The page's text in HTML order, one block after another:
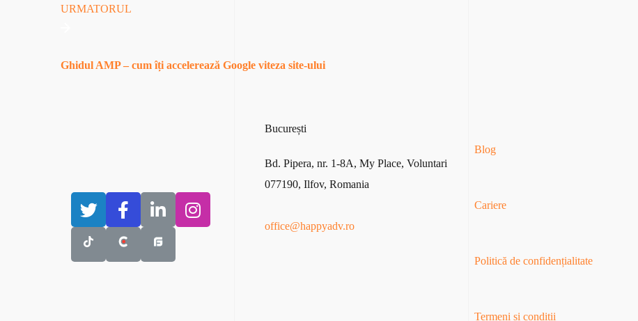
URMATORUL
Ghidul AMP – cum îți accelerează Google viteza site-ului
București​
Bd. Pipera, nr. 1-8A, My Place, Voluntari
077190, Ilfov, Romania
office@happyadv.ro
Blog
Cariere
Politică de confidențialitate
Termeni și condiții